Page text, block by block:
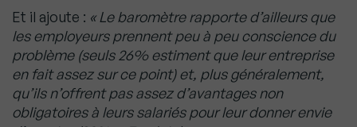
Et il ajoute : « Le baromètre rapporte d’ailleurs que
les employeurs prennent peu à peu conscience du
problème (seuls 26% estiment que leur entreprise
en fait assez sur ce point) et, plus généralement,
qu’ils n’offrent pas assez d’avantages non
obligatoires à leurs salariés pour leur donner envie